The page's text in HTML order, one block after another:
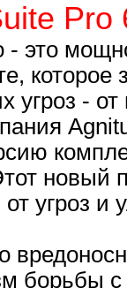
Pro
это
-
новый
угроз и
борьбы